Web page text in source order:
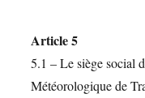
Article 5
5.1 – Le siège social
Météorologique de